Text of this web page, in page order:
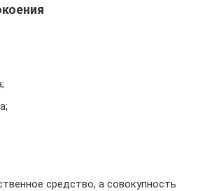
средство, а совокупность